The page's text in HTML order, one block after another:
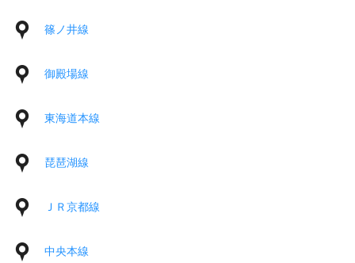
篠ノ井線
御殿場線
東海道本線
琵琶湖線
ＪＲ京都線
中央本線